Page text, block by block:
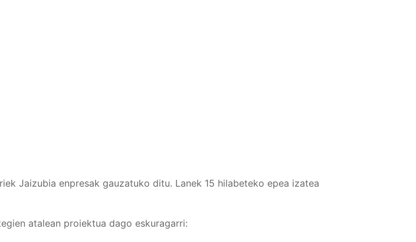
Jaizubia enpresak gauzatuko ditu. Lanek 15 hilabeteko epea izatea
atalean proiektua dago eskuragarri: